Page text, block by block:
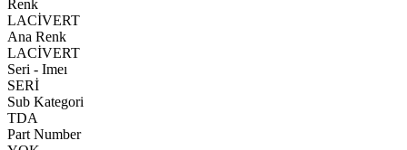
Renk
LACİVERT
Ana Renk
LACİVERT
Seri - Imeı
SERİ
Sub Kategori
TDA
Part Number